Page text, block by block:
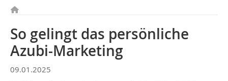
So gelingt das persönliche
Azubi-Marketing
09.01.2025